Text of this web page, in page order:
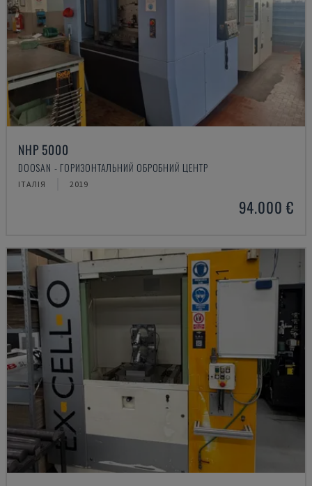
NHP 5000
DOOSAN - ГОРИЗОНТАЛЬНИЙ ОБРОБНИЙ ЦЕНТР
ІТАЛІЯ 2019
94.000 €